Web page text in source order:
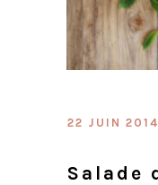
22 JUIN 2014
Salade